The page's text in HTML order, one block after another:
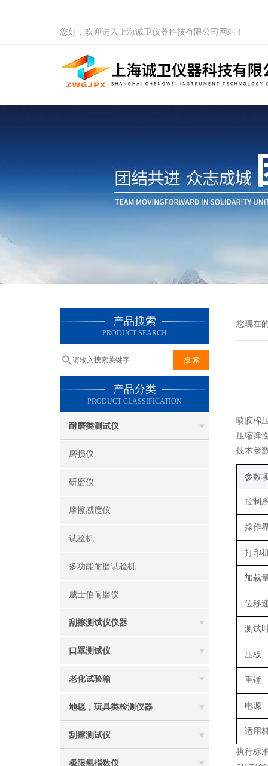
您好，欢迎进入上海诚卫仪器科技有限公司网站！
产品搜索
PRODUCT SEARCH
产品分类
PRODUCT CLASSIFICATION
耐磨类测试仪
磨损仪
研磨仪
摩擦感度仪
试验机
多功能耐磨试验机
威士伯耐磨仪
刮擦测试仪仪器
口罩测试仪
老化试验箱
地毯，玩具类检测仪器
刮擦测试仪
极限氧指数仪
您现在
喷胶棉
压缩弹
技术参
参数
控制
操作
打印
加载
位移
测试
压板
重锤
电源
适用
执行标